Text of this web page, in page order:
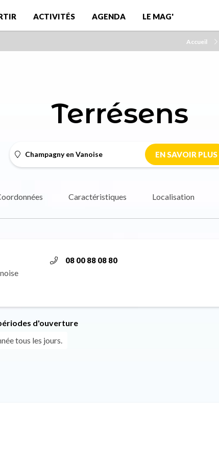
ACTIVITÉS AGENDA LE MAG'
Accueil
Terrésens
Champagny en Vanoise EN SAVOIR PLUS
Caractéristiques Localisation
08 00 88 08 80
d'ouverture
tous les jours.